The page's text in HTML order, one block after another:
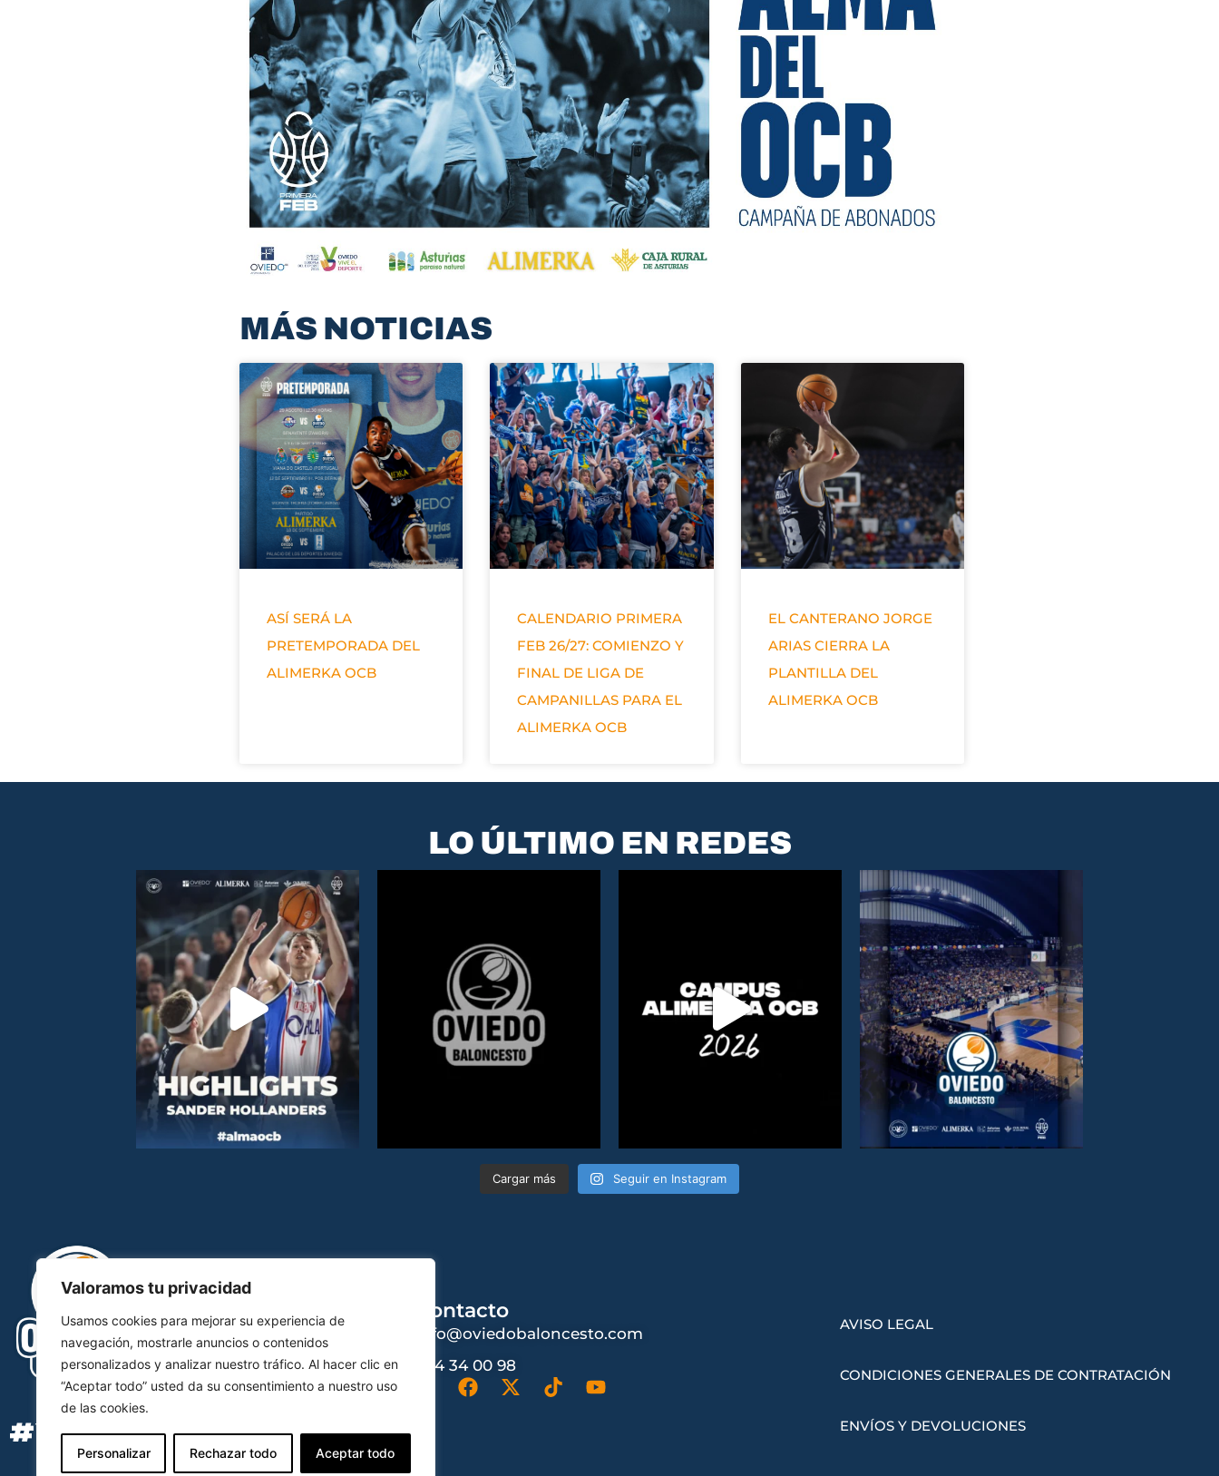
Valoramos tu privacidad
Usamos cookies para mejorar su experiencia de
navegación, mostrarle anuncios o contenidos
personalizados y analizar nuestro tráfico. Al hacer clic en
“Aceptar todo” usted da su consentimiento a nuestro uso
de las cookies.
Personalizar Rechazar todo Aceptar todo
MÁS NOTICIAS
ASÍ SERÁ LA
PRETEMPORADA DEL
ALIMERKA OCB
CALENDARIO PRIMERA
FEB 26/27: COMIENZO Y
FINAL DE LIGA DE
CAMPANILLAS PARA EL
ALIMERKA OCB
EL CANTERANO JORGE
ARIAS CIERRA LA
PLANTILLA DEL
ALIMERKA OCB
LO ÚLTIMO EN REDES
Cargar más Seguir en Instagram
#YOSOYOCB
Contacto
info@oviedobaloncesto.com
984 34 00 98
AVISO LEGAL
CONDICIONES GENERALES DE CONTRATACIÓN
ENVÍOS Y DEVOLUCIONES